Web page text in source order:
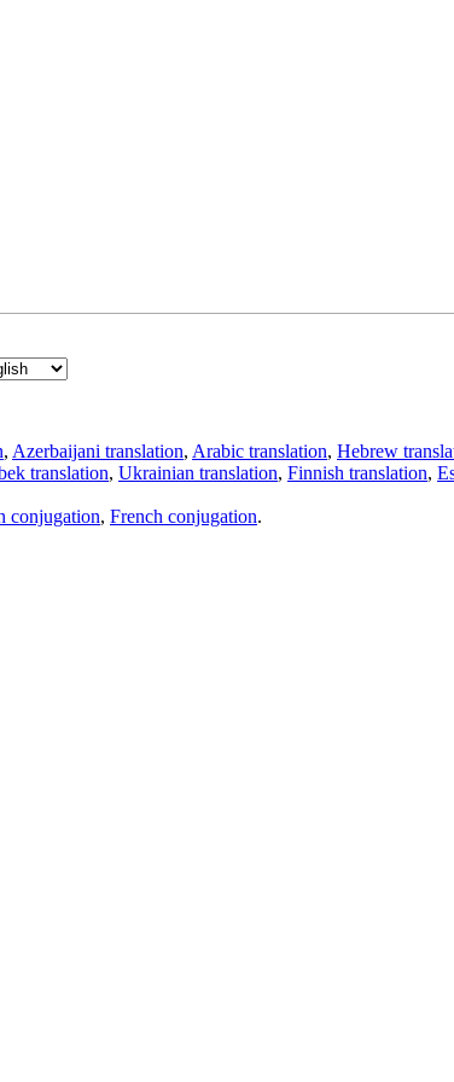
, Azerbaijani translation, Arabic translation, Hebrew
translation, Ukrainian translation, Finnish translation,
conjugation, French conjugation.